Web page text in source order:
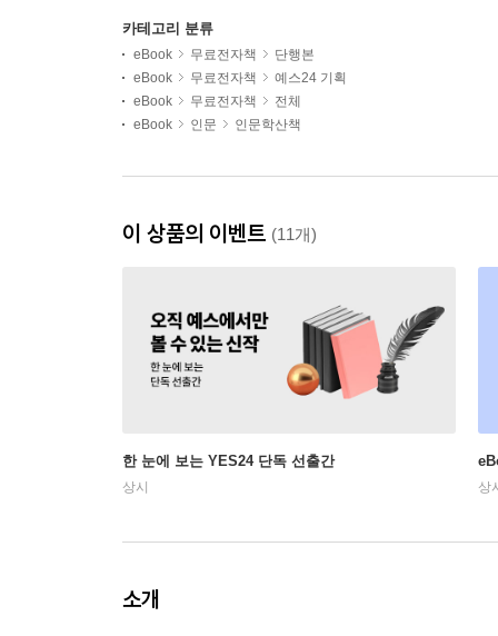
카테고리 분류
eBook 무료전자책
단행본
eBook
무료전자책
예스24 기획
eBook
무료전자책
전체
eBook
인문 인문학산책
이 상품의 이벤트 (11개)
한 눈에 보는 YES24 단독 선출간
상시 상
소개